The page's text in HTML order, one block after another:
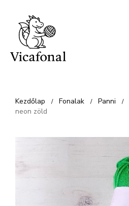
Kilépés
tartalomba
Kezdőlap / Fonalak / Panni /
neon zöld